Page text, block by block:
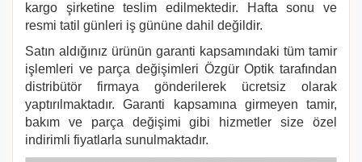
kargo şirketine teslim edilmektedir. Hafta sonu ve
resmi tatil günleri iş gününe dahil değildir.
Satın aldığınız ürünün garanti kapsamındaki tüm tamir
işlemleri ve parça değişimleri Özgür Optik tarafından
distribütör firmaya gönderilerek ücretsiz olarak
yaptırılmaktadır. Garanti kapsamına girmeyen tamir,
bakım ve parça değişimi gibi hizmetler size özel
indirimli fiyatlarla sunulmaktadır.